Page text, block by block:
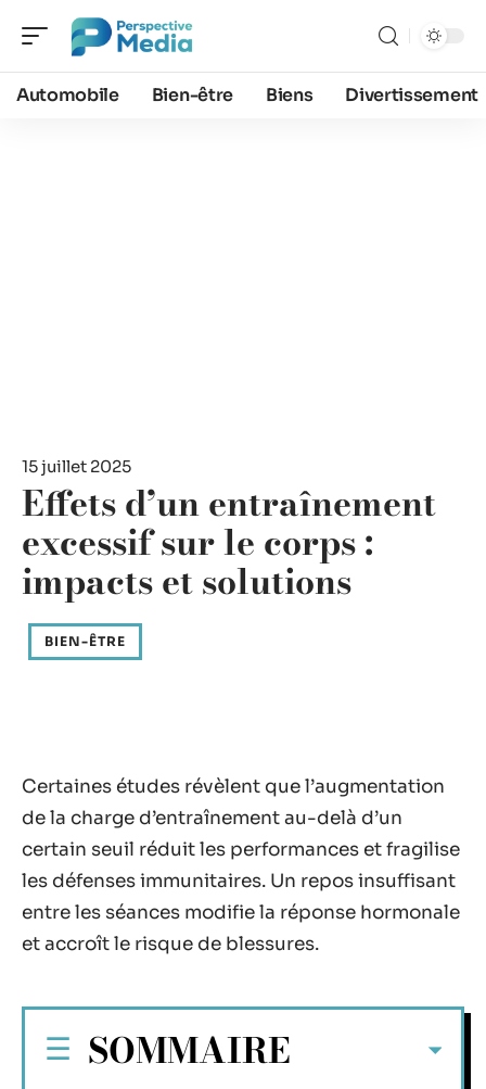
Automobile Bien-être Biens Divertissement
15 juillet 2025
Effets d’un entraînement
excessif sur le corps :
impacts et solutions
BIEN-ÊTRE
Certaines études révèlent que l’augmentation
de la charge d’entraînement au-delà d’un
certain seuil réduit les performances et fragilise
les défenses immunitaires. Un repos insuffisant
entre les séances modifie la réponse hormonale
et accroît le risque de blessures.
SOMMAIRE